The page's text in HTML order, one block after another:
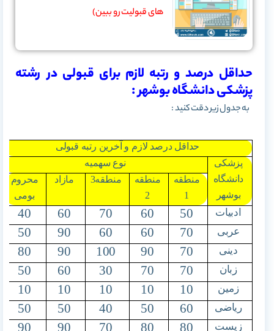
های قبولیت رو ببین)
حداقل درصد و رتبه لازم برای قبولی در رشته
پزشکی دانشگاه بوشهر :
به جدول زیر دقت کنید :
حداقل درصد لازم و آخرین رتبه قبولی
پزشکی
دانشگاه
بوشهر
نوع سهمیه
منطقه
1
منطقه
2
منطقه3 مازاد
محروم
بومی
ادبیات 50
60
70
60
40
عربی 70
60
60
90
50
دینی 70
90
100
90
80
زبان 70
70
30
60
50
زمین 10
10
10
10
10
ریاضی 60
50
40
50
50
زیست 80
80
70
90
90